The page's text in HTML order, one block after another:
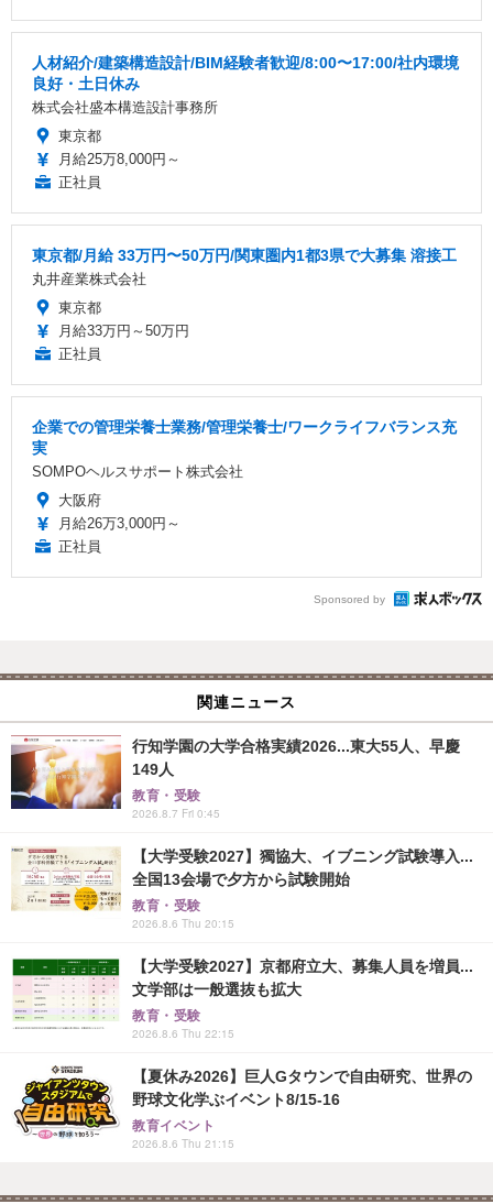
人材紹介/建築構造設計/BIM経験者歓迎/8:00〜17:00/社内環境
良好・土日休み
株式会社盛本構造設計事務所
東京都
月給25万8,000円～
正社員
東京都/月給 33万円〜50万円/関東圏内1都3県で大募集 溶接工
丸井産業株式会社
東京都
月給33万円～50万円
正社員
企業での管理栄養士業務/管理栄養士/ワークライフバランス充
実
SOMPOヘルスサポート株式会社
大阪府
月給26万3,000円～
正社員
Sponsored by
関連ニュース
行知学園の大学合格実績2026...東大55人、早慶
149人
教育・受験
2026.8.7 Fri 0:45
【大学受験2027】獨協大、イブニング試験導入...
全国13会場で夕方から試験開始
教育・受験
2026.8.6 Thu 20:15
【大学受験2027】京都府立大、募集人員を増員...
文学部は一般選抜も拡大
教育・受験
2026.8.6 Thu 22:15
【夏休み2026】巨人Gタウンで自由研究、世界の
野球文化学ぶイベント8/15-16
教育イベント
2026.8.6 Thu 21:15